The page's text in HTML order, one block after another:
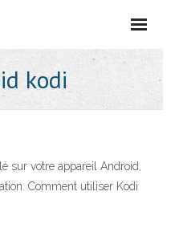
kodi
sur votre appareil Android,
Comment utiliser Kodi